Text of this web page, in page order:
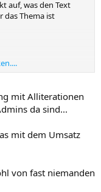
auf, was den Text
das Thema ist
keinen User,
mit Alliterationen
da sind...
mit dem Umsatz
von fast niemanden